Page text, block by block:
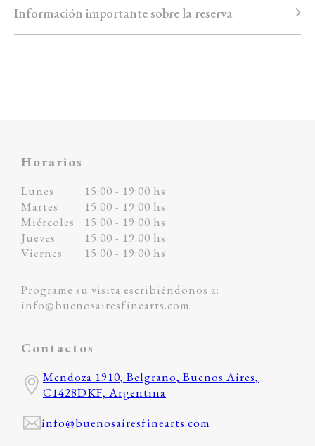
Información importante sobre la reserva
Horarios
Lunes
15:00 - 19:00 hs
Martes
15:00 - 19:00 hs
Miércoles
15:00 - 19:00 hs
Jueves
15:00 - 19:00 hs
Viernes
15:00 - 19:00 hs
Programe su visita escribiéndonos a:
info@buenosairesfinearts.com
Contactos
Mendoza 1910, Belgrano, Buenos Aires,
C1428DKF, Argentina
info@buenosairesfinearts.com